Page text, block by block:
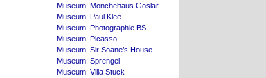
Museum: Mönchehaus Goslar
Museum: Paul Klee
Museum: Photographie BS
Museum: Picasso
Museum: Sir Soane’s House
Museum: Sprengel
Museum: Villa Stuck